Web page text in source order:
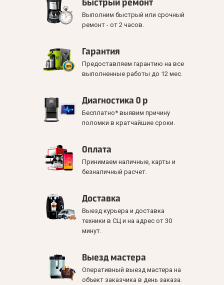
Выполним быстрый или срочный
ремонт - от 2 часов.
Гарантия
Предоставляем гарантию на все
выполненные работы до 12 мес.
Диагностика 0 р
Бесплатно* выявим причину
поломки в кратчайшие сроки.
Оплата
Принимаем наличные, карты и
безналичный расчет.
Доставка
Выезд курьера и доставка
техники в СЦ и на адрес от 30
минут.
Выезд мастера
Оперативный выезд мастера на
объект заказчика в день заказа.